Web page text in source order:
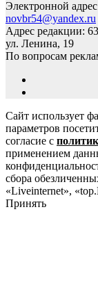
Электронной
novbr54@yandex.ru
Адрес редакции:
ул. Ленина, 19
По вопросам
Сайт использует
параметров
согласие с
применением
сбора
«Liveinternet»,
Принять